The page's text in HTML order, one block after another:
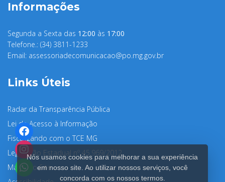
Informações
Segunda a Sexta das 12:00 às 17:00
Telefone.: (34) 3811-1233
Email: assessoriadecomunicacao@po.mg.gov.br
Links Úteis
Radar da Transparência Pública
Lei de Acesso à Informação
Fiscalizando com o TCE MG
Legislação Estadual nº 45.969/2012
Mapa do Site
Nós usamos cookies para melhorar a sua experiência
em nosso site. Ao utilizar nossos serviços, você
concorda com os nossos termos.